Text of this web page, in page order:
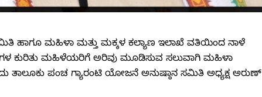
ಹಾಗೂ ಮಹಿಳಾ ಮತ್ತು ಮಕ್ಕಳ ಕಲ್ಯಾಣ ಇಲಾಖೆ ವತಿಯಿಂದ ನಾಳೆ
ಕುರಿತು ಮಹಿಳೆಯರಿಗೆ ಅರಿವು ಮೂಡಿಸುವ ಸಲುವಾಗಿ ಮಹಿಳಾ
ತಾಲೂಕು ಪಂಚ ಗ್ಯಾರಂಟಿ ಯೋಜನೆ ಅನುಷ್ಠಾನ ಸಮಿತಿ ಅಧ್ಯಕ್ಷ ಅರುಣ್